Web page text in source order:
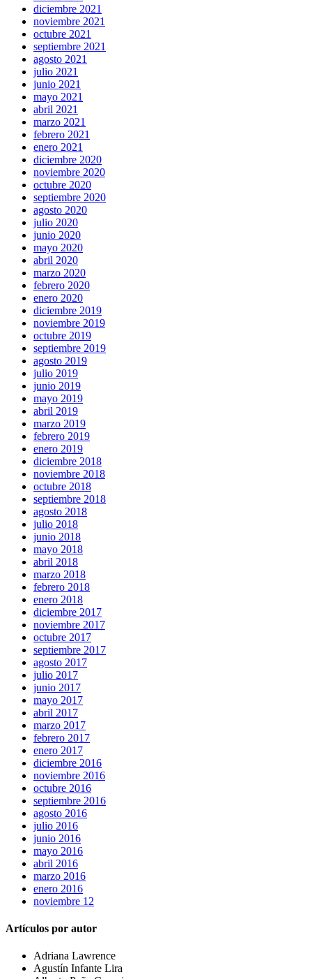
diciembre 2021
noviembre 2021
octubre 2021
septiembre 2021
agosto 2021
julio 2021
junio 2021
mayo 2021
abril 2021
marzo 2021
febrero 2021
enero 2021
diciembre 2020
noviembre 2020
octubre 2020
septiembre 2020
agosto 2020
julio 2020
junio 2020
mayo 2020
abril 2020
marzo 2020
febrero 2020
enero 2020
diciembre 2019
noviembre 2019
octubre 2019
septiembre 2019
agosto 2019
julio 2019
junio 2019
mayo 2019
abril 2019
marzo 2019
febrero 2019
enero 2019
diciembre 2018
noviembre 2018
octubre 2018
septiembre 2018
agosto 2018
julio 2018
junio 2018
mayo 2018
abril 2018
marzo 2018
febrero 2018
enero 2018
diciembre 2017
noviembre 2017
octubre 2017
septiembre 2017
agosto 2017
julio 2017
junio 2017
mayo 2017
abril 2017
marzo 2017
febrero 2017
enero 2017
diciembre 2016
noviembre 2016
octubre 2016
septiembre 2016
agosto 2016
julio 2016
junio 2016
mayo 2016
abril 2016
marzo 2016
enero 2016
noviembre 12
Artículos por autor
Adriana Lawrence
Agustín Infante Lira